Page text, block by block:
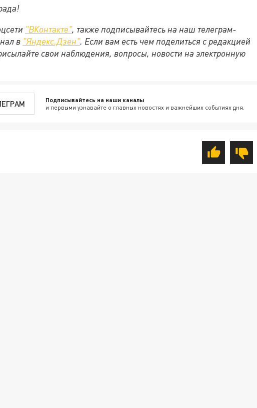
"ВКонтакте", также подписывайтесь на наш телеграм-
в "Яндекс.Дзен". Если вам есть чем поделиться с редакцией
свои наблюдения, вопросы, новости на электронную
Подписывайтесь на наши каналы
и первыми узнавайте о главных новостях и важнейших событиях дня.